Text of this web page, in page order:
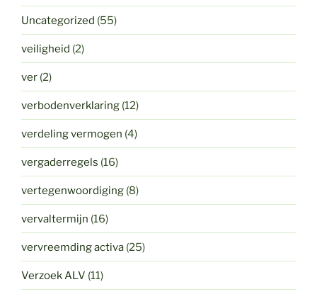
Uncategorized (55)
veiligheid (2)
ver (2)
verbodenverklaring (12)
verdeling vermogen (4)
vergaderregels (16)
vertegenwoordiging (8)
vervaltermijn (16)
vervreemding activa (25)
Verzoek ALV (11)